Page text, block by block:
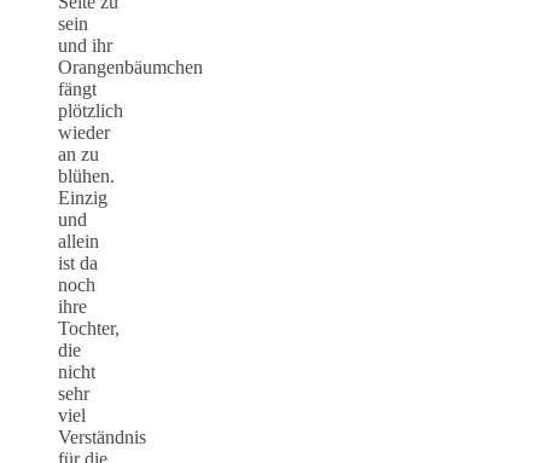
sein
und ihr
Orangenbäumchen
fängt
plötzlich
wieder
an zu
blühen.
Einzig
und
allein
ist da
noch
ihre
Tochter,
die
nicht
sehr
viel
Verständnis
für die